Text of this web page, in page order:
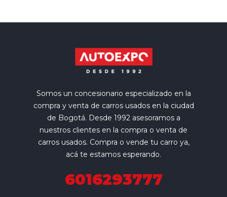
Somos un concesionario especializado en la
compra y venta de carros usados en la ciudad
de Bogotá. Desde 1992 asesoramos a
nuestros clientes en la compra o venta de
carros usados. Compra o vende tu carro ya,
acá te estamos esperando.
6016293777